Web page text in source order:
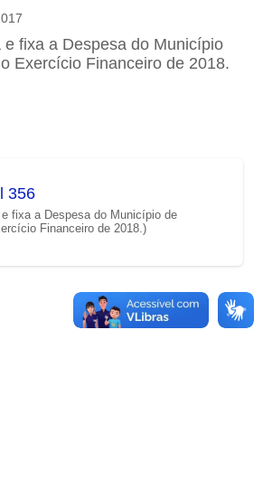
e fixa a Despesa do Município
Exercício Financeiro de 2018.
356
fixa a Despesa do Município de
Financeiro de 2018.)